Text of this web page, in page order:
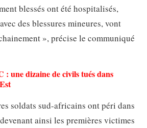
blessés ont été hospitalisés,
des blessures mineures, vont
», précise le communiqué
: une dizaine de civils tués dans
soldats sud-africains ont péri dans
ainsi les premières victimes